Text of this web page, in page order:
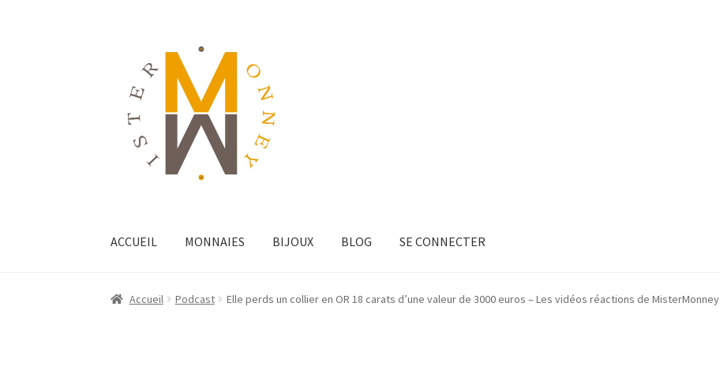
ACCUEIL MONNAIES BIJOUX BLOG SE CONNECTER
Accueil Podcast Elle perds un collier en OR 18 carats d’une valeur de 3000 euros – Les vidéos réactions de MisterMonney